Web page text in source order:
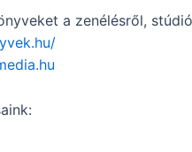
a zenélésről,